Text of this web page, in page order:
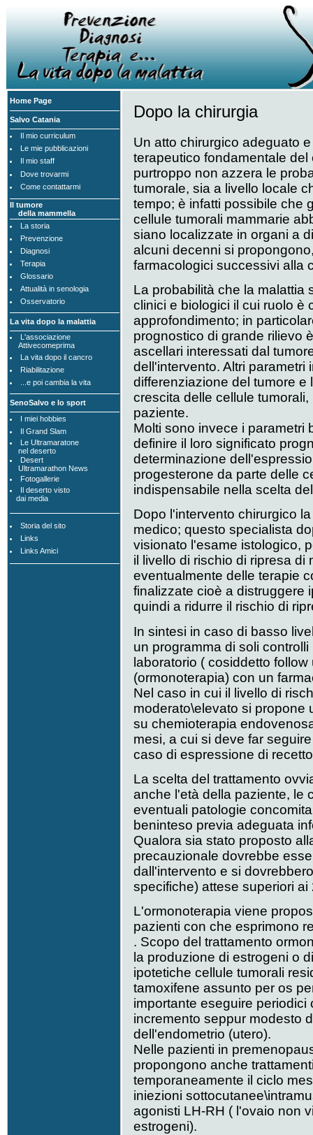
Home Page
Salvo Catania
Il mio curriculum
Le mie pubblicazioni
Il mio staff
Dove trovarmi
Come contattarmi
Il tumore
della mammella
La storia
Prevenzione
Diagnosi
Terapia
Glossario
Attualità in senologia
Osservatorio
La vita dopo la malattia
L'associazione
Attivecomeprima
La vita dopo il cancro
Riabilitazione
...e poi cambia la vita
SenoSalvo e lo sport
I miei hobbies
Il Grand Slam
Le Ultramaratone
nel deserto
Desert
Ultramarathon News
Fotogallerie
Il deserto visto
dai media
Storia del sito
Links
Links Amici
Dopo la chirurgia
Un atto chirurgico adeguato
terapeutico fondamentale
purtroppo non azzera le
tumorale, sia a livello locale
tempo; è infatti possibile che
cellule tumorali mammarie
siano localizzate in organi a
alcuni decenni si
farmacologici successivi alla
La probabilità che la malattia
clinici e biologici il cui ruolo è
approfondimento; in
prognostico di grande rilievo
ascellari interessati dal
dell'intervento. Altri parametri
differenziazione del tumore
crescita delle cellule
paziente.
Molti sono invece i parametri
definire il loro significato
determinazione
progesterone da parte delle
indispensabile nella scelta
Dopo l'intervento chirurgico
medico; questo specialista
visionato l'esame istologico,
il livello di rischio di ripresa di
eventualmente delle terapie
finalizzate cioè a distruggere
quindi a ridurre il rischio di
In sintesi in caso di basso
un programma di soli
laboratorio ( cosiddetto
(ormonoterapia) con un
Nel caso in cui il livello di
moderato\elevato si propone
su chemioterapia
mesi, a cui si deve far
caso di espressione di
La scelta del trattamento
anche l'età della paziente, le
eventuali patologie
beninteso previa adeguata
Qualora sia stato proposto
precauzionale dovrebbe
dall'intervento e si
specifiche) attese superiori ai
L'ormonoterapia viene
pazienti con che esprimono
. Scopo del trattamento
la produzione di estrogeni o
ipotetiche cellule tumorali
tamoxifene assunto per os
importante eseguire
incremento seppur modesto
dell'endometrio (utero).
Nelle pazienti in
propongono anche
temporaneamente il ciclo
iniezioni
agonisti LH-RH ( l'ovaio non
estrogeni).